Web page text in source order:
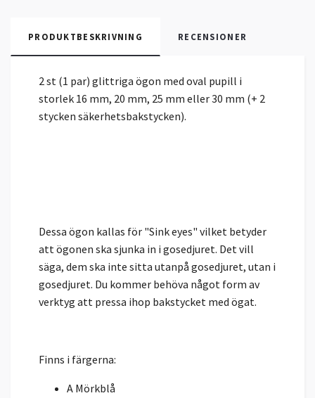
PRODUKTBESKRIVNING RECENSIONER
2 st (1 par) glittriga ögon med oval pupill i
storlek 16 mm, 20 mm, 25 mm eller 30 mm (+ 2
stycken säkerhetsbakstycken).
Dessa ögon kallas för "Sink eyes" vilket betyder
att ögonen ska sjunka in i gosedjuret. Det vill
säga, dem ska inte sitta utanpå gosedjuret, utan i
gosedjuret. Du kommer behöva något form av
verktyg att pressa ihop bakstycket med ögat.
Finns i färgerna:
A Mörkblå